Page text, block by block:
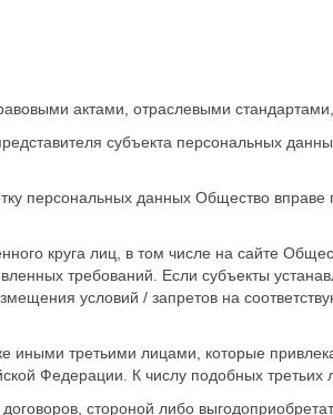
актами, отраслевыми
субъекта персональных
персональных данных Общество вправе
круга лиц, в том числе на сайте
требований. Если субъекты
условий / запретов на
третьими лицами, которые
Федерации. К числу подобных третьих
стороной либо